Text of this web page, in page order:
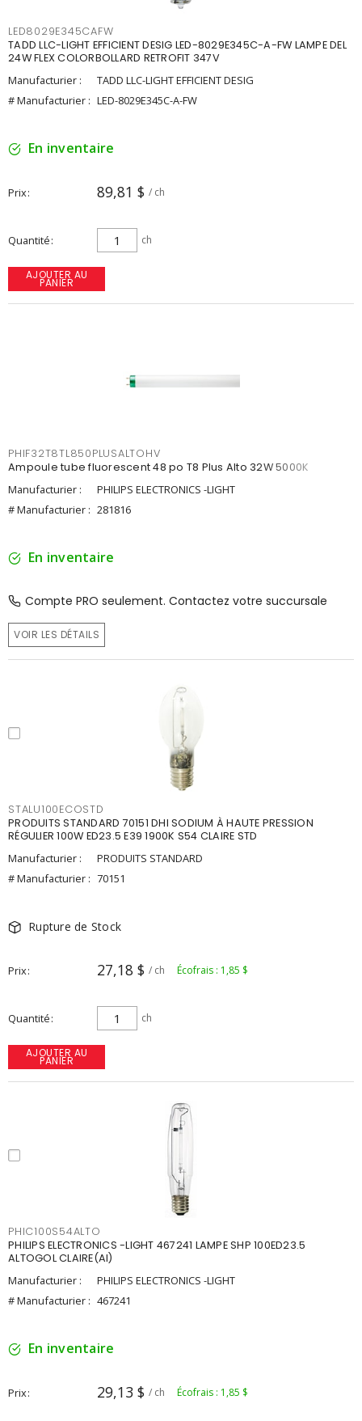
LED8029E345CAFW
TADD LLC-LIGHT EFFICIENT DESIG LED-8029E345C-A-FW LAMPE DEL
24W FLEX COLORBOLLARD RETROFIT 347V
Manufacturier :
TADD LLC-LIGHT EFFICIENT DESIG
# Manufacturier : LED-8029E345C-A-FW
En inventaire
Prix 89,81 $ / ch
Quantité ch
AJOUTER AU
PANIER
PHIF32T8TL850PLUSALTOHV
Ampoule tube fluorescent 48 po T8 Plus Alto 32W 5000K
Manufacturier :
PHILIPS ELECTRONICS -LIGHT
# Manufacturier : 281816
En inventaire
Compte PRO seulement. Contactez votre succursale
VOIR LES DÉTAILS
STALU100ECOSTD
PRODUITS STANDARD 70151 DHI SODIUM À HAUTE PRESSION
RÉGULIER 100W ED23.5 E39 1900K S54 CLAIRE STD
Manufacturier :
PRODUITS STANDARD
# Manufacturier : 70151
Rupture de Stock
Prix 27,18 $ / ch Écofrais : 1,85 $
Quantité ch
AJOUTER AU
PANIER
PHIC100S54ALTO
PHILIPS ELECTRONICS -LIGHT 467241 LAMPE SHP 100ED23.5
ALTOGOL CLAIRE(AI)
Manufacturier :
PHILIPS ELECTRONICS -LIGHT
# Manufacturier : 467241
En inventaire
Prix 29,13 $ / ch Écofrais : 1,85 $